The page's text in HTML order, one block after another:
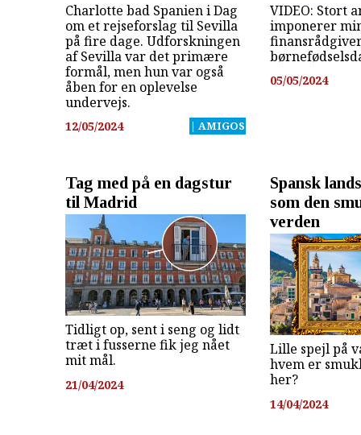
Charlotte bad Spanien i Dag
om et rejseforslag til Sevilla
på fire dage. Udforskningen
af Sevilla var det primære
formål, men hun var også
åben for en oplevelse
undervejs.
12/05/2024 | AMIGOS
VIDEO: Stort
imponerer
05/05/2024
Tag med på en dagstur
til Madrid
Tidligt op, sent i seng og lidt
træt i fusserne fik jeg nået
mit mål.
21/04/2024
Spansk
som den
verden
Lille spejl på
hvem er
her?
14/04/2024